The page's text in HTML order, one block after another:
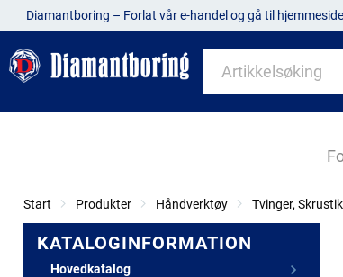
Diamantboring – Forlat vår e-handel og gå til
Start Produkter Håndverktøy Tvinger,
KATALOGINFORMATION
Hovedkatalog